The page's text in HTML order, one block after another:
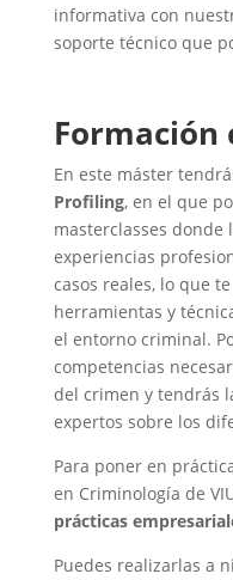
informativa con
soporte técnico que
Formación
En este máster
Profiling, en el que
masterclasses donde
experiencias
casos reales, lo que
herramientas y
el entorno criminal.
competencias
del crimen y tendrás
expertos sobre los
Para poner en
en Criminología de
prácticas
Puedes realizarlas a